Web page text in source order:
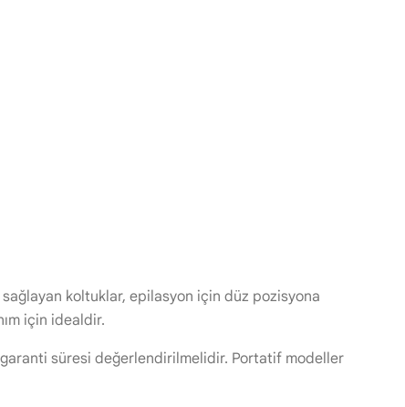
sağlayan koltuklar, epilasyon için düz pozisyona
için idealdir.
garanti süresi değerlendirilmelidir. Portatif modeller